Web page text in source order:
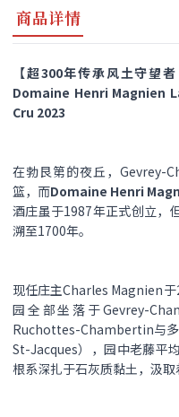
商品详情
【超300年传承风土守望
Domaine Henri Magnien
Cru 2023
在勃艮第的夜丘，
篮，而Domaine Henri
酒庄虽于1987年正式创立，
溯至1700年。
现任庄主Charles Magnien
园全部坐落于Gevrey-
Ruchottes-Chambertin与多
St-Jacques），园中老藤平
根系深扎于石灰质黏土，汲取